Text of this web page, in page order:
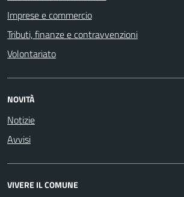
Imprese e commercio
Tributi, finanze e contravvenzioni
Volontariato
NOVITÀ
Notizie
Avvisi
VIVERE IL COMUNE